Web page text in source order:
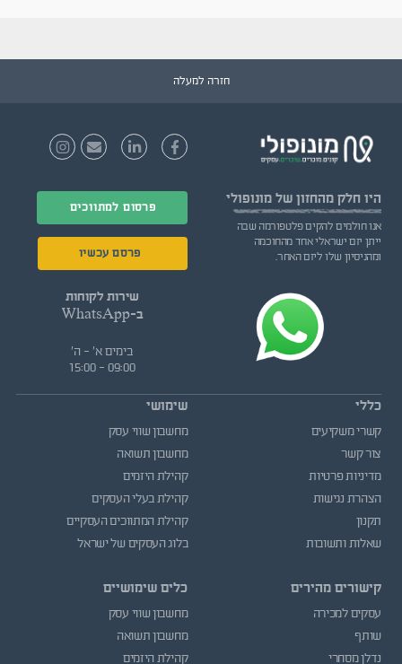
חזרה למעלה
היו חלק מהחזון של מונופולי
אנו חולמים להקים פלטפורמה שבה
ייתן יזם ישראלי אחד מהחוכמה
ומהניסיון שלו ליזם האחר.
פרסום למתווכים
פרסם עכשיו
שירות לקוחות
ב-WhatsApp
בימים א' - ה'
09:00 - 15:00
כללי
קשרי משקיעים
צור קשר
מדיניות פרטיות
הצהרת נגישות
תקנון
שאלות ותשובות
קישורים מהירים
עסקים למכירה
שותף
נדלן מסחרי
שימושי
מחשבון שווי עסק
מחשבון תשואה
קהילת היזמים
קהילת בעלי העסקים
קהילת המתווכים העסקיים
בלוג העסקים של ישראל
כלים שימושיים
מחשבון שווי עסק
מחשבון תשואה
קהילת היזמים